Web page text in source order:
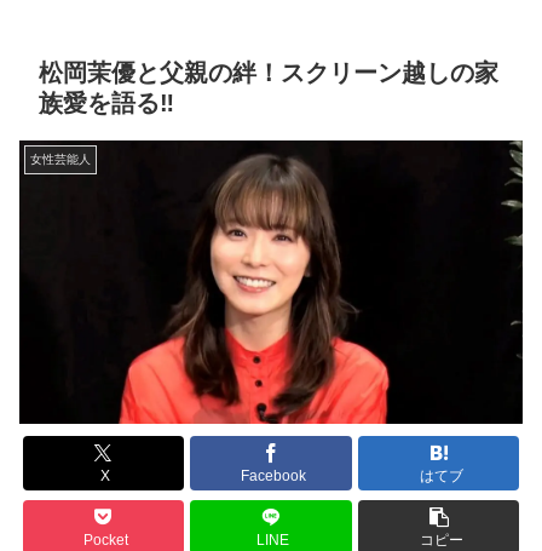
松岡茉優と父親の絆！スクリーン越しの家
族愛を語る‼
女性芸能人
X Facebook はてブ
Pocket LINE コピー